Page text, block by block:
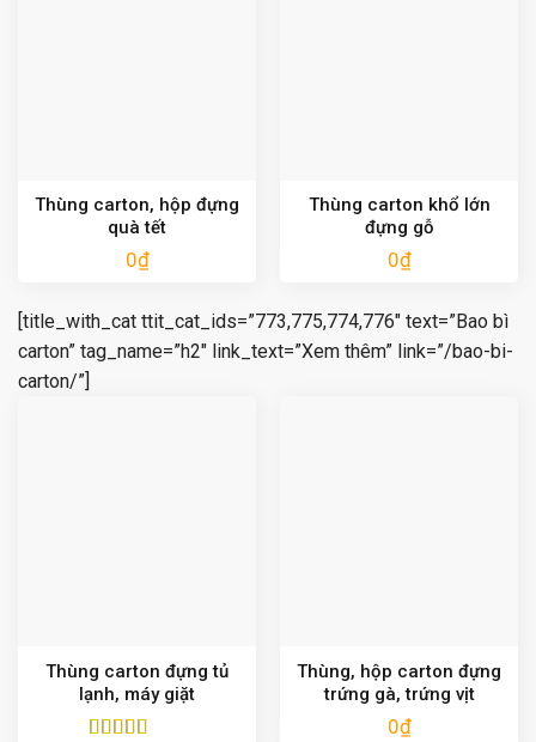
Thùng carton, hộp đựng
quà tết
0₫
Thùng carton khổ lớn
đựng gỗ
0₫
[title_with_cat ttit_cat_ids=”773,775,774,776″ text=”Bao bì
carton” tag_name=”h2″ link_text=”Xem thêm” link=”/bao-bi-
carton/”]
Thùng carton đựng tủ
lạnh, máy giặt
Thùng, hộp carton đựng
trứng gà, trứng vịt
0₫